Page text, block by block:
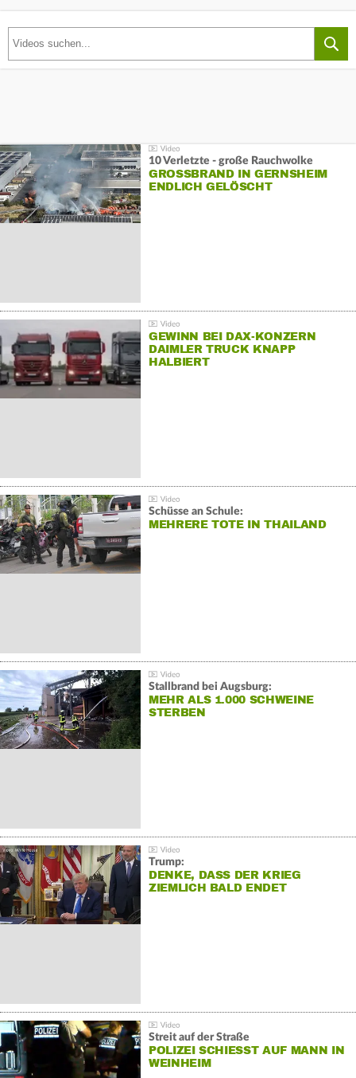
10 Verletzte - große Rauchwolke
GROSSBRAND IN GERNSHEIM E
NDLICH GELÖSCHT
GEWINN BEI DAX-KONZERN
DAIMLER TRUCK KNAPP
HALBIERT
Schüsse an Schule:
MEHRERE TOTE IN THAILAND
Stallbrand bei Augsburg:
MEHR ALS 1.000 SCHWEINE
STERBEN
Trump:
DENKE, DASS DER KRIEG
ZIEMLICH BALD ENDET
Streit auf der Straße
POLIZEI SCHIESST AUF MANN IN W
EINHEIM